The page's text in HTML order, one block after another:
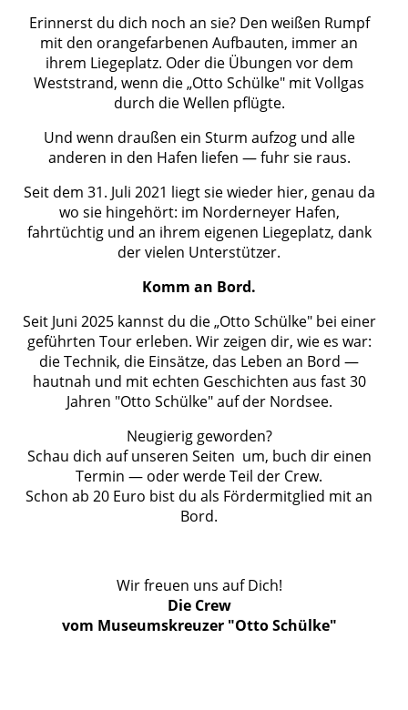
Erinnerst du dich noch an sie? Den weißen Rumpf
mit den orangefarbenen Aufbauten, immer an
ihrem Liegeplatz. Oder die Übungen vor dem
Weststrand, wenn die „Otto Schülke" mit Vollgas
durch die Wellen pflügte.
Und wenn draußen ein Sturm aufzog und alle
anderen in den Hafen liefen — fuhr sie raus.
Seit dem 31. Juli 2021 liegt sie wieder hier, genau da
wo sie hingehört: im Norderneyer Hafen,
fahrtüchtig und an ihrem eigenen Liegeplatz, dank
der vielen Unterstützer.
Komm an Bord.
Seit Juni 2025 kannst du die „Otto Schülke" bei einer
geführten Tour erleben. Wir zeigen dir, wie es war:
die Technik, die Einsätze, das Leben an Bord —
hautnah und mit echten Geschichten aus fast 30
Jahren "Otto Schülke" auf der Nordsee.
Neugierig geworden?
Schau dich auf unseren Seiten um, buch dir einen
Termin — oder werde Teil der Crew.
Schon ab 20 Euro bist du als Fördermitglied mit an
Bord.
Wir freuen uns auf Dich!
Die Crew
vom Museumskreuzer "Otto Schülke"